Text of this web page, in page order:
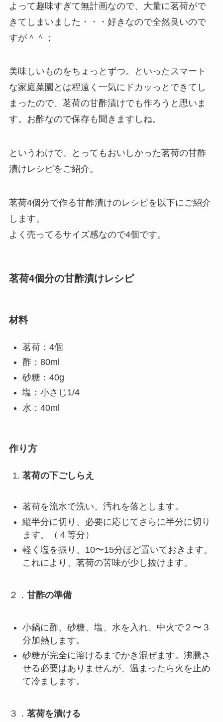
よって趣味すぎて無計画なので、大量に茗荷がで
きてしまいました・・・好きなので全然良いので
すが＾＾；
美味しいものをちょっとずつ。といったスマート
な家庭菜園とは程遠く一気にドカッっとできてし
まったので、茗荷の甘酢漬けでも作ろうと思いま
す。お酢なので保存も聞きますしね。
というわけで、とってもおいしかった茗荷の甘酢
漬けレシピをご紹介。
茗荷4個分で作る甘酢漬けのレシピを以下にご紹介
します。
よく売ってるサイズ感なので4個です。
茗荷4個分の甘酢漬けレシピ
材料
茗荷：4個
酢：80ml
砂糖：40g
塩：小さじ1/4
水：40ml
作り方
茗荷の下ごしらえ
茗荷を流水で洗い、汚れを落とします。
縦半分に切り、必要に応じてさらに半分に切り
ます。（４等分）
軽く塩を振り、10〜15分ほど置いておきます。
これにより、茗荷の苦味が少し抜けます。
２． 甘酢の準備
小鍋に酢、砂糖、塩、水を入れ、中火で２〜３
分加熱します。
砂糖が完全に溶けるまでかき混ぜます。沸騰さ
せる必要はありませんが、温まったら火を止め
て冷まします。
３． 茗荷を漬ける